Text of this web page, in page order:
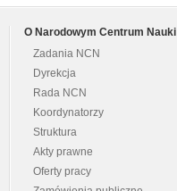
O Narodowym Centrum Nauki
Zadania NCN
Dyrekcja
Rada NCN
Koordynatorzy
Struktura
Akty prawne
Oferty pracy